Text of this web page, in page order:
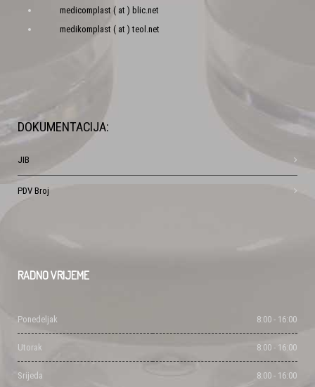
medicomplast ( at ) blic.net
medikomplast ( at ) teol.net
DOKUMENTACIJA:
JIB
PDV Broj
RADNOVRIJEME
Ponedeljak 8:00 - 16:00
Utorak 8:00 - 16:00
Srijeda 8:00 - 16:00